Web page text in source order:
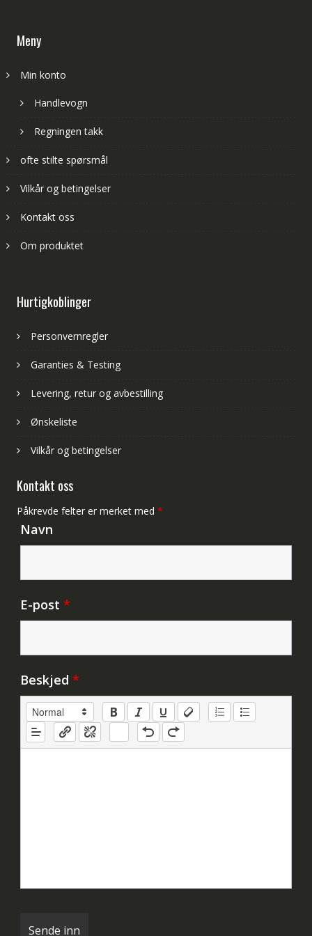
Meny
Min konto
Handlevogn
Regningen takk
ofte stilte spørsmål
Vilkår og betingelser
Kontakt oss
Om produktet
Hurtigkoblinger
Personvernregler
Garanties & Testing
Levering, retur og avbestilling
Ønskeliste
Vilkår og betingelser
Kontakt oss
Påkrevde felter er merket med *
Navn
E-post *
Beskjed *